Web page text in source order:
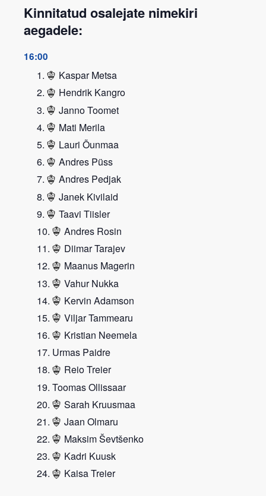
Kinnitatud osalejate nimekiri
aegadele:
16:00
Kaspar Metsa
Hendrik Kangro
Janno Toomet
Mati Merila
Lauri Õunmaa
Andres Püss
Andres Pedjak
Janek Kivilaid
Taavi Tiisler
Andres Rosin
Diimar Tarajev
Maanus Magerin
Vahur Nukka
Kervin Adamson
Viljar Tammearu
Kristian Neemela
Urmas Paidre
Reio Treier
Toomas Ollissaar
Sarah Kruusmaa
Jaan Olmaru
Maksim Ševtšenko
Kadri Kuusk
Kaisa Treier